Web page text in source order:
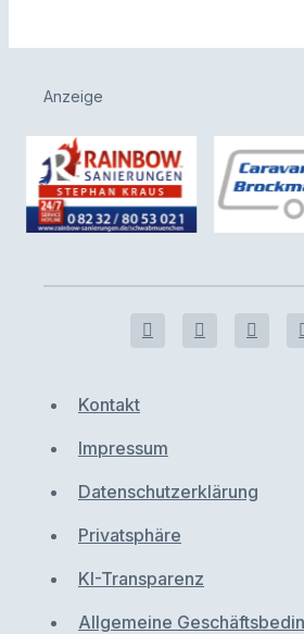
Anzeige
Kontakt
Impressum
Datenschutzerklärung
Privatsphäre
KI-Transparenz
Allgemeine